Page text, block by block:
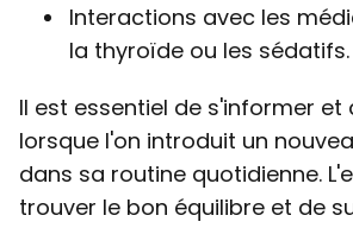
Interactions avec les
la thyroïde ou les sédatifs.
Il est essentiel de s'informer et
lorsque l'on introduit un
dans sa routine quotidienne.
trouver le bon équilibre et de